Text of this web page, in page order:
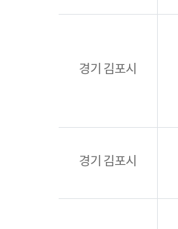
경기 김포시
경기 김포시